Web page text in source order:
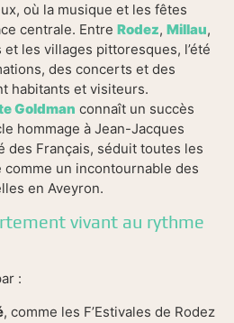
où la musique et les fêtes
centrale. Entre Rodez, Millau,
les villages pittoresques, l’été
des concerts et des
habitants et visiteurs.
Goldman connaît un succès
hommage à Jean-Jacques
des Français, séduit toutes les
comme un incontournable des
en Aveyron.
vivant au rythme
:
, comme les F’Estivales de Rodez